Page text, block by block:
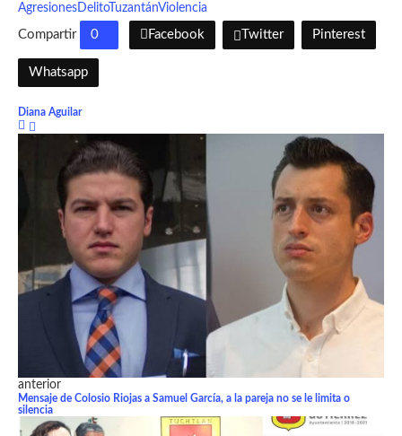
Agresiones DelitoTuzantánViolencia
Compartir 0 Facebook Twitter Pinterest
Whatsapp
Diana Aguilar
anterior
Mensaje de Colosio Riojas a Samuel García, a la pareja no se le limita o
silencia